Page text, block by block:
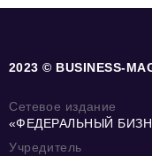
2023 © BUSINESS-
Сетевое издание
«ФЕДЕРАЛЬНЫЙ
Учредитель